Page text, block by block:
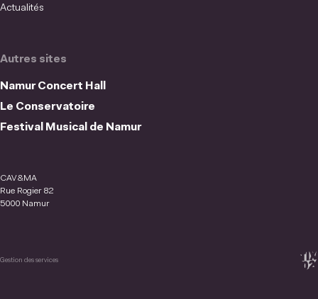
Autres sites
Namur Concert Hall
Le Conservatoire
Festival Musical de Namur
Actualités
CAV&MA
Rue Rogier 82
5000 Namur
Gestion des services